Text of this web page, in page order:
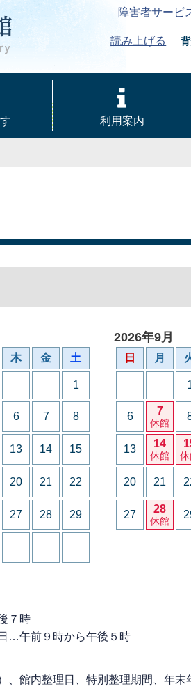
障害者サービ
読み上げる
利用案内
木 金 土
1
6 7 8
13 14 15
20 21 22
27 28 29
2026年9月
日 月
6 7
休館
13 14
休館
20 21
27 28
休館
７時
…午前９時から午後５時
、館内整理日、特別整理期間、年末